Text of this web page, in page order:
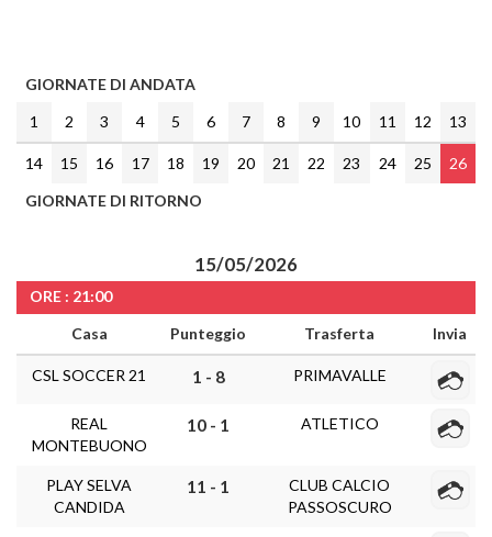
GIORNATE DI ANDATA
1
2 3 4 5 6 7 8 9 10 11 12 13
14 15 16 17 18 19 20 21 22 23 24 25
26
GIORNATE DI RITORNO
15/05/2026
ORE : 21:00
Casa
Punteggio Trasferta Invia
CSL SOCCER 21 1 - 8 PRIMAVALLE
REAL
MONTEBUONO
10 - 1 ATLETICO
PLAY SELVA
CANDIDA
11 - 1
CLUB CALCIO
PASSOSCURO